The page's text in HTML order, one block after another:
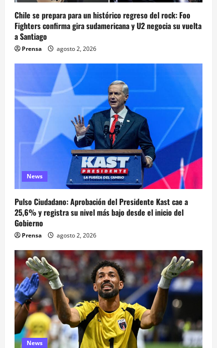
Chile se prepara para un histórico regreso del rock: Foo
Fighters confirma gira sudamericana y U2 negocia su vuelta
a Santiago
Prensa agosto 2, 2026
News
Pulso Ciudadano: Aprobación del Presidente Kast cae a
25,6% y registra su nivel más bajo desde el inicio del
Gobierno
Prensa agosto 2, 2026
News